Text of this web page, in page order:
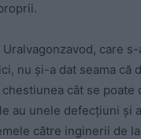
care
nu și-a dat seama că
cât se poate
au unele defecțiuni și
către inginerii de